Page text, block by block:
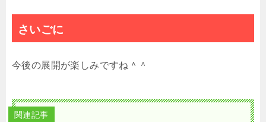
さいごに
今後の展開が楽しみですね＾＾
関連記事